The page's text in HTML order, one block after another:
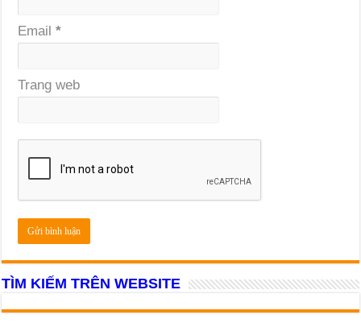
Email*
Trang web
TÌM KIẾM TRÊN WEBSITE